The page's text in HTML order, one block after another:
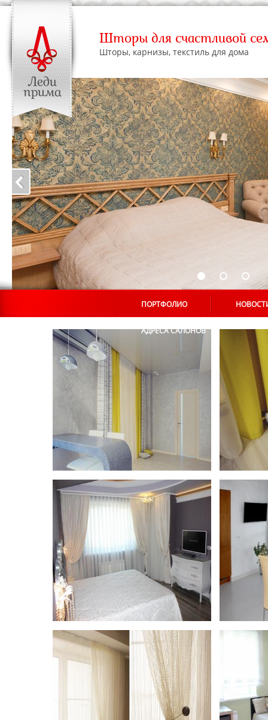
Шторы для счастливой
Шторы, карнизы, текстиль для дома
ПОРТФОЛИО
АДРЕСА САЛОНОВ